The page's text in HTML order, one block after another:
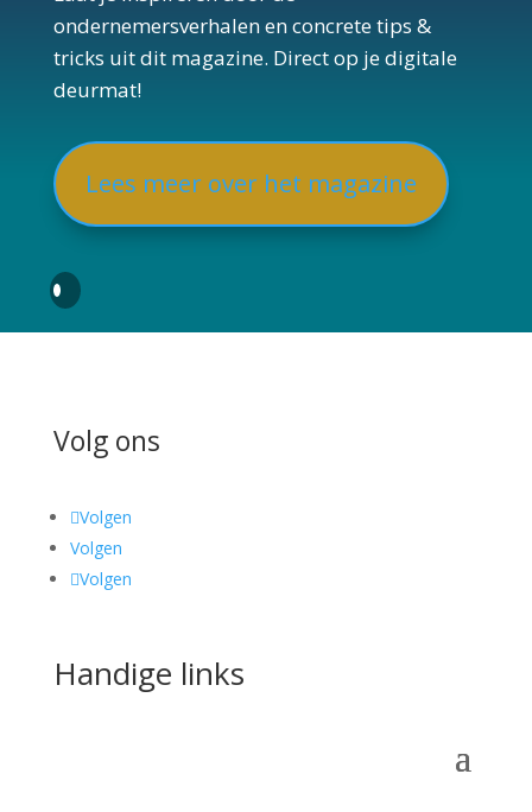
ondernemersverhalen en concrete tips &
tricks uit dit magazine. Direct op je digitale
deurmat!
Lees meer over het magazine
Volg ons
Volgen
Volgen
Volgen
Handige links